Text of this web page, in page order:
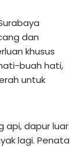
dan
khusus
buah hati,
untuk
api, dapur luar
lagi. Penata